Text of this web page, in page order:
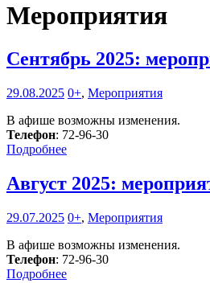
Мероприятия
Сентябрь 2025:
29.08.2025 0+, Мероприятия
В афише возможны изменения.
Телефон: 72-96-30
Подробнее
Август 2025:
29.07.2025 0+, Мероприятия
В афише возможны изменения.
Телефон: 72-96-30
Подробнее